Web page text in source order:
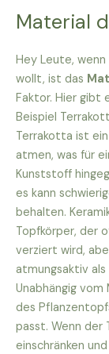
Material
Hey Leute,
wollt, ist das
Faktor. Hier gibt
Beispiel
Terrakotta ist
atmen, was für
Kunststoff
es kann
behalten.
Topfkörper, der
verziert wird,
atmungsaktiv
Unabhängig
des
passt. Wenn der
einschränken